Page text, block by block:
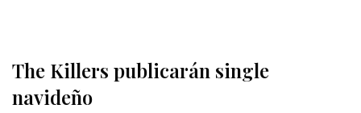
The Killers publicarán single
navideño